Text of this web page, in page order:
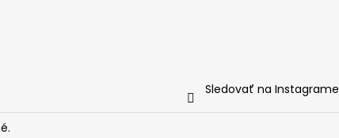
Sledovať na Instagrame